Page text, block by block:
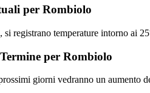
per Rombiolo
registrano temperature intorno ai
per Rombiolo
giorni vedranno un aumento